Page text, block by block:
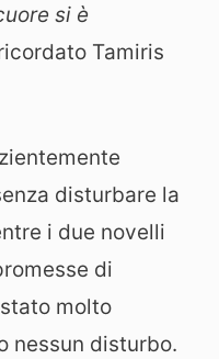
si è
Tamiris
disturbare la
i due novelli
di
molto
nessun disturbo.